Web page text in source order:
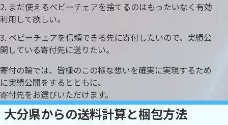
まだ使えるベビーチェアを捨てるのはもったいなく有効
利用して欲しい。
ベビーチェアを信頼できる先に寄付したいので、実績公
開している寄付先に送りたい。
寄付の輪では、皆様のこの様な想いを確実に実現するため
に実績公開をするとともに、
寄付先をお選びいただけます。
大分県からの送料計算と梱包方法